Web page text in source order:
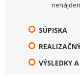
SÚPISKA
VÝSLEDKY